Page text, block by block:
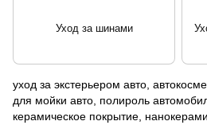
уход за экстерьером авто,
для мойки авто, полироль
керамическое покрытие,
Уход за шинами